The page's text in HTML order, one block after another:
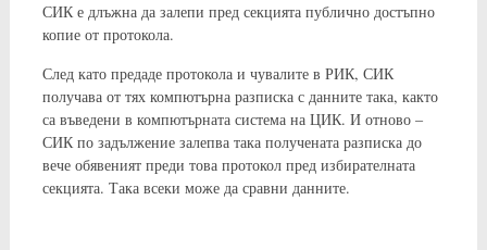
СИК е длъжна да залепи пред секцията публично достъпно
копие от протокола.
След като предаде протокола и чувалите в РИК, СИК
получава от тях компютърна разписка с данните така, както
са въведени в компютърната система на ЦИК. И отново –
СИК по задължение залепва така получената разписка до
вече обявеният преди това протокол пред избирателната
секцията. Така всеки може да сравни данните.